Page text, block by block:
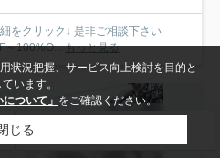
をクリック↓ 是非ご相談下さい
100%O...もっと見る
状況把握、サービス向上検討を目的と
います。
ついて」 をご確認ください。
じる